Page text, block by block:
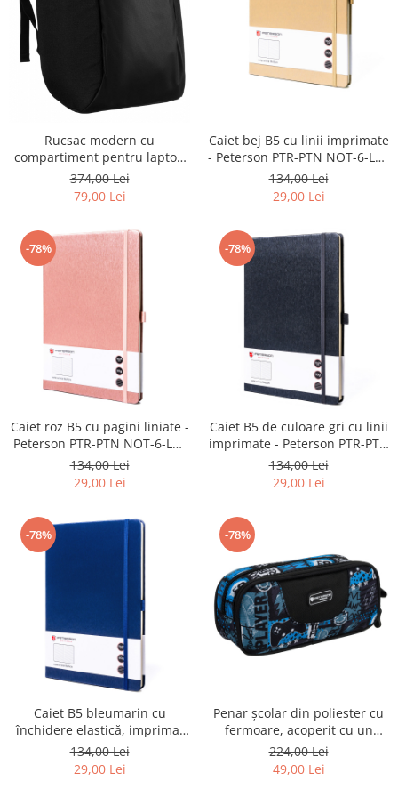
Rucsac modern cu
compartiment pentru laptop
si port USB - David Jones PTR-
PC-033
374,00 Lei
79,00 Lei
Caiet bej B5 cu linii imprimate
- Peterson PTR-PTN NOT-6-LN-
Q1-8662
134,00 Lei
29,00 Lei
-78%
Caiet roz B5 cu pagini liniate -
Peterson PTR-PTN NOT-6-LN-
Q1-8709
134,00 Lei
29,00 Lei
-78%
Caiet B5 de culoare gri cu linii
imprimate - Peterson PTR-PTN
NOT-6-LN-Q1-8747
134,00 Lei
29,00 Lei
-78%
Caiet B5 bleumarin cu
închidere elastică, imprimat
cu linii - Peterson PTR-PTN
NOT-6-LN-Q1-8785
134,00 Lei
29,00 Lei
-78%
Penar școlar din poliester cu
fermoare, acoperit cu un
model de gaming - Peterson
PTR-PTN MOTYLEK-5134 B62
224,00 Lei
49,00 Lei